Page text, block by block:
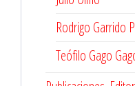
Rodrigo Garrido
Teófilo Gago